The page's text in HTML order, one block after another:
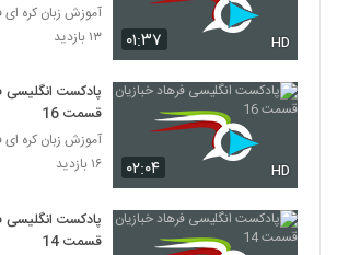
۰۱:۳۷ HD
آموزش زبان کره ای
۱۳ بازدید
۰۲:۰۴ HD
پادکست انگلیسی
قسمت 16
آموزش زبان کره ای
۱۶ بازدید
پادکست انگلیسی
قسمت 14